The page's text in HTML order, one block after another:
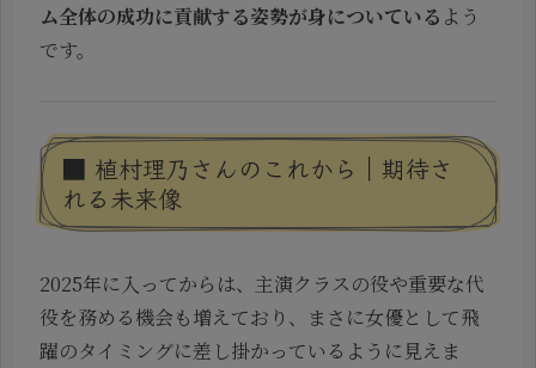
ム全体の成功に貢献する姿勢が身についている よう
です。
■ 植村理乃さんのこれから｜期待さ
れる未来像
2025年に入ってからは、主演クラスの役や重要な代
役を務める機会も増えており、まさに女優として飛
躍のタイミングに差し掛かっているように見えま